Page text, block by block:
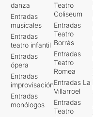
danza
Entradas
musicales
Entradas
teatro infantil
Entradas
ópera
Entradas
improvisación
Entradas
monólogos
Teatro
Coliseum
Entradas
Teatro
Borrás
Entradas
Teatro
Romea
Entradas La
Villarroel
Entradas
Teatro